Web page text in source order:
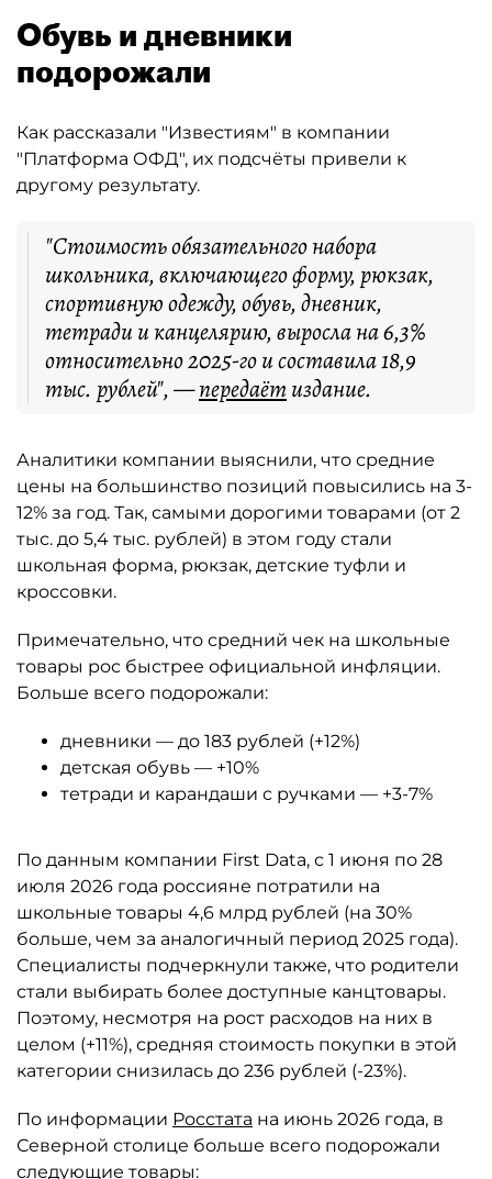
Обувь и дневники
подорожали
Как рассказали "Известиям" в компании
"Платформа ОФД", их подсчёты привели к
другому результату.
"Стоимость обязательного набора
школьника, включающего форму, рюкзак,
спортивную одежду, обувь, дневник,
тетради и канцелярию, выросла на 6,3%
относительно 2025-го и составила 18,9
тыс. рублей", —передаётиздание.
Аналитики компании выяснили, что средние
цены на большинство позиций повысились на 3-
12% за год. Так, самыми дорогими товарами (от 2
тыс. до 5,4 тыс. рублей) в этом году стали
школьная форма, рюкзак, детские туфли и
кроссовки.
Примечательно, что средний чек на школьные
товары рос быстрее официальной инфляции.
Больше всего подорожали:
дневники — до 183 рублей (+12%)
детская обувь — +10%
тетради и карандаши с ручками — +3-7%
По данным компании First Data, с 1 июня по 28
июля 2026 года россияне потратили на
школьные товары 4,6 млрд рублей (на 30%
больше, чем за аналогичный период 2025 года).
Специалисты подчеркнули также, что родители
стали выбирать более доступные канцтовары.
Поэтому, несмотря на рост расходов на них в
целом (+11%), средняя стоимость покупки в этой
категории снизилась до 236 рублей (-23%).
По информации Росстата на июнь 2026 года, в
Северной столице больше всего подорожали
следующие товары: